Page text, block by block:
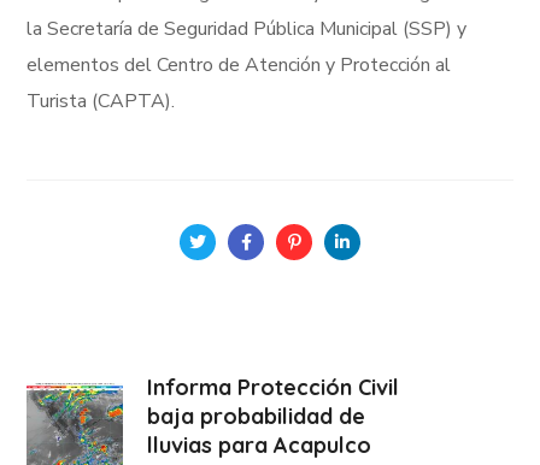
la Secretaría de Seguridad Pública Municipal (SSP) y
elementos del Centro de Atención y Protección al
Turista (CAPTA).
Informa Protección Civil
baja probabilidad de
lluvias para Acapulco